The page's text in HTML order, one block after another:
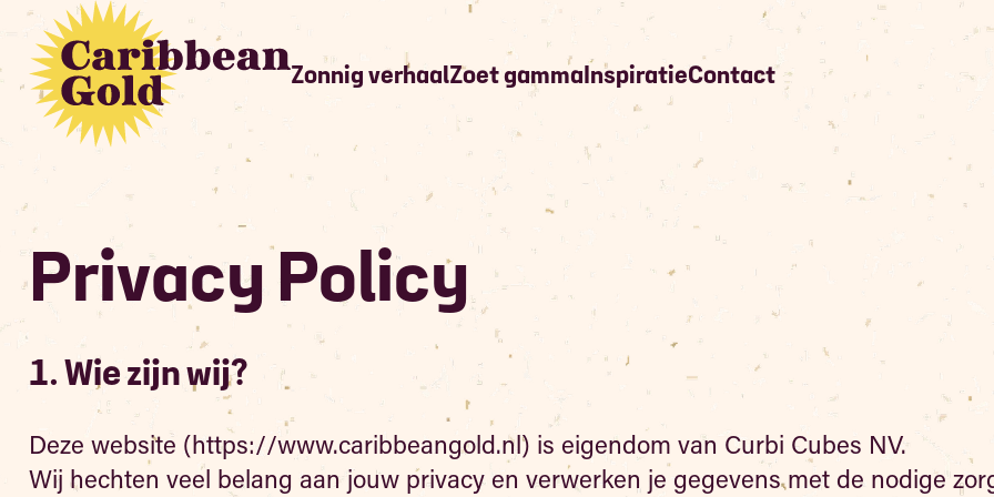
Zonnig verhaalZoet gamma InspiratieContact
Privacy Policy
1. Wie zijn wij?
Deze website (https://www.caribbeangold.nl) is eigendom van Curbi Cubes NV.
Wij hechten veel belang aan jouw privacy en verwerken je gegevens met de nodige